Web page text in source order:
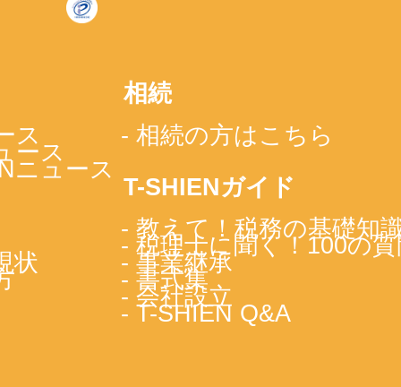
ス
ース
ニュース
状
相続
- 相続の方はこちら
T-SHIENガイド
- 教えて！税務の基礎知
- 税理士に聞く！100の
- 事業継承
- 書式集
- 会社設立
- T-SHIEN Q&A